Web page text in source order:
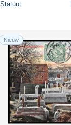
Statuut
Nieuw